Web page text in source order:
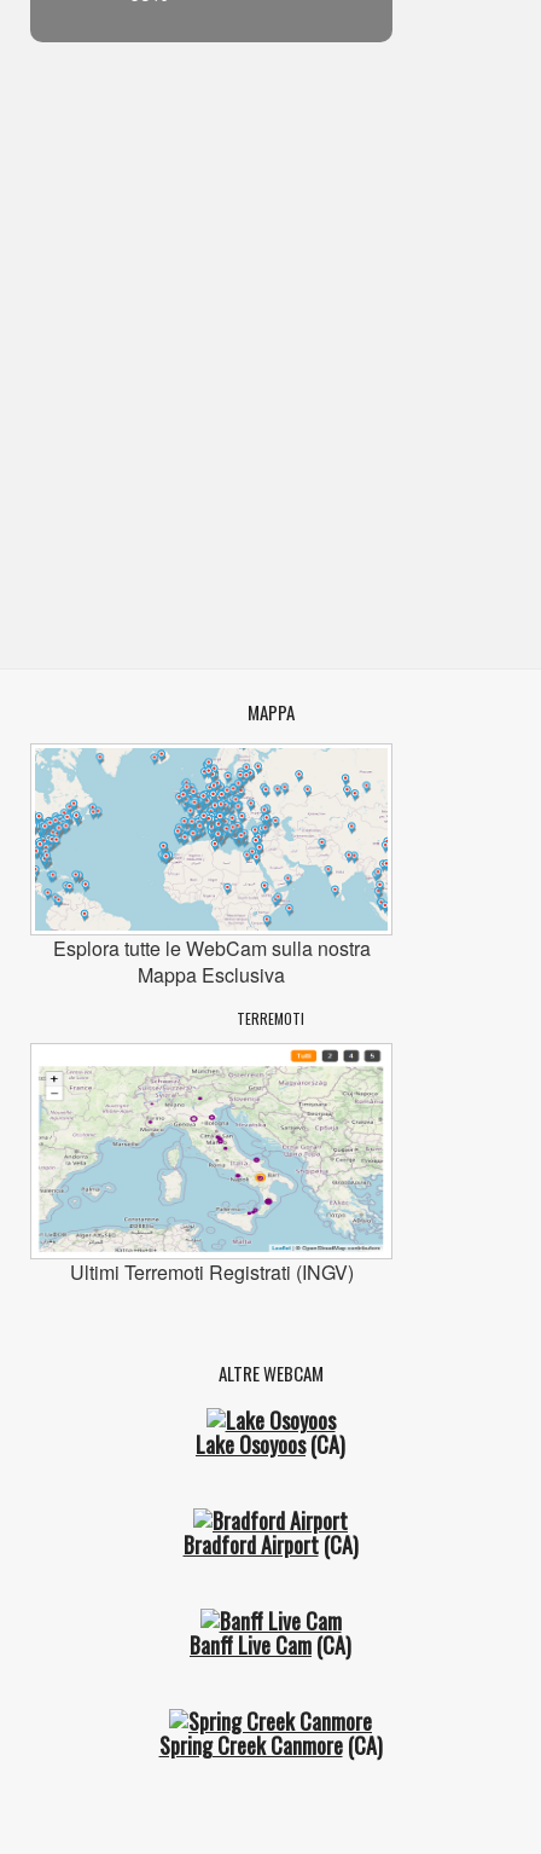
MAPPA
Esplora tutte le WebCam sulla nostra
Mappa Esclusiva
TERREMOTI
Ultimi Terremoti Registrati (INGV)
ALTRE WEBCAM
Lake Osoyoos(CA)
Bradford Airport(CA)
Banff Live Cam(CA)
Spring Creek Canmore(CA)